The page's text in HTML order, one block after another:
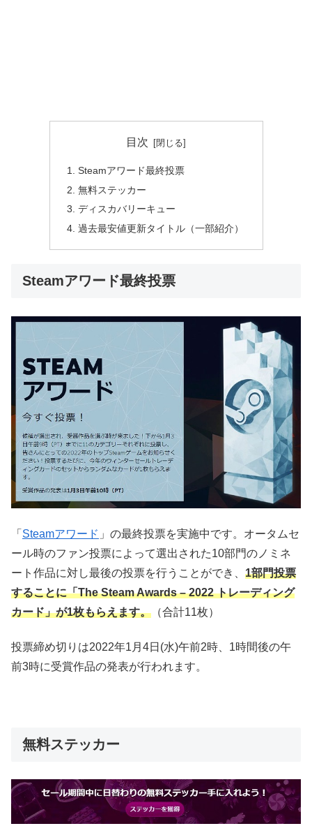
目次
Steamアワード最終投票
無料ステッカー
ディスカバリーキュー
過去最安値更新タイトル（一部紹介）
Steamアワード最終投票
「 Steamアワード 」の最終投票を実施中です。オータムセ
ール時のファン投票によって選出された10部門のノミネ
ート作品に対し最後の投票を行うことができ、 1部門投票
することに「The Steam Awards – 2022 トレーディング
カード」が1枚もらえます。 （合計11枚）
投票締め切りは2022年1月4日(水)午前2時、1時間後の午
前3時に受賞作品の発表が行われます。
無料ステッカー